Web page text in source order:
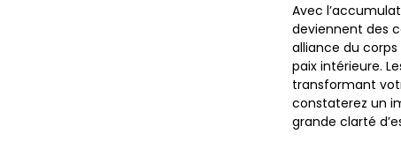
Avec
deviennent des
alliance du
paix intérieure.
transformant
constaterez un
grande clarté